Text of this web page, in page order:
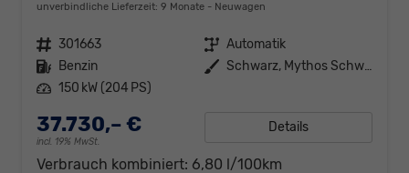
unverbindliche Lieferzeit: 9 Monate Neuwagen
Fahrzeugnr. 301663 Getriebe Automatik
Kraftstoff Benzin Außenfarbe
Schwarz, Mythos Schwarz
Leistung 150 kW (204 PS)
37.730,– €
incl. 19% MwSt.
Details
Verbrauch kombiniert: 6,80 l/100km